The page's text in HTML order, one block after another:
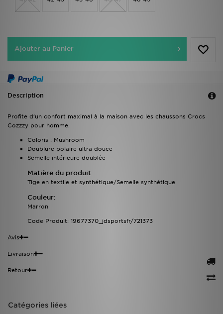
Ajouter au Panier
Description
Profite d’un confort maximal à la maison avec les chaussons Crocs
Cozzzy pour homme.
Coloris : Mushroom
Doublure polaire ultra douce
Semelle intérieure doublée
Matière du produit
Tige en textile et synthétique/Semelle synthétique
Couleur:
Marron
Code Produit: 19677370_jdsportsfr/721373
Avis
Livraison
Retour
Catégories liées